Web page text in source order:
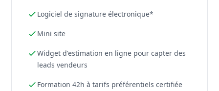
Logiciel de signature électronique*
Mini site
Widget d'estimation en ligne pour capter des
leads vendeurs
Formation 42h à tarifs préférentiels certifiée